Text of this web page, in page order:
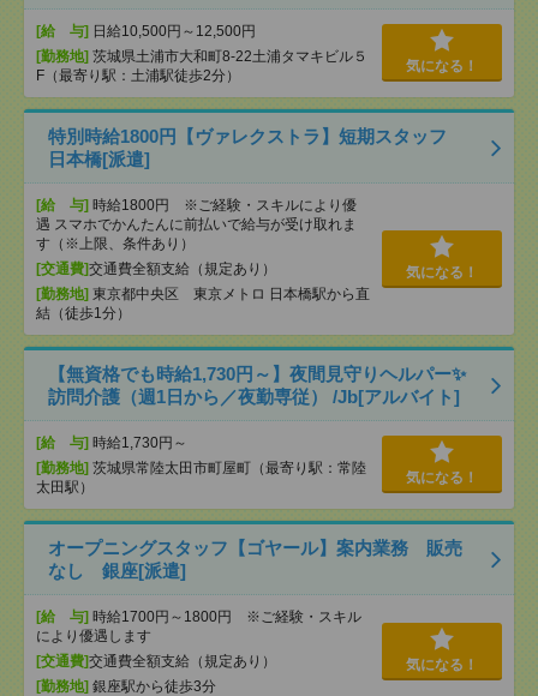
[給 与] 日給10,500円～12,500円
[勤務地] 茨城県土浦市大和町8-22土浦タマキビル５
F（最寄り駅：土浦駅徒歩2分）
気になる！
特別時給1800円【ヴァレクストラ】短期スタッフ
日本橋[派遣]
[給 与] 時給1800円 ※ご経験・スキルにより優
遇 スマホでかんたんに前払いで給与が受け取れま
す（※上限、条件あり）
[交通費]交通費全額支給（規定あり）
[勤務地] 東京都中央区 東京メトロ 日本橋駅から直
結（徒歩1分）
気になる！
【無資格でも時給1,730円～】夜間見守りヘルパー✨
訪問介護（週1日から／夜勤専従） /Jb[アルバイト]
[給 与] 時給1,730円～
[勤務地] 茨城県常陸太田市町屋町（最寄り駅：常陸
太田駅）
気になる！
オープニングスタッフ【ゴヤール】案内業務 販売
なし 銀座[派遣]
[給 与] 時給1700円～1800円 ※ご経験・スキル
により優遇します
[交通費]交通費全額支給（規定あり）
[勤務地] 銀座駅から徒歩3分
気になる！